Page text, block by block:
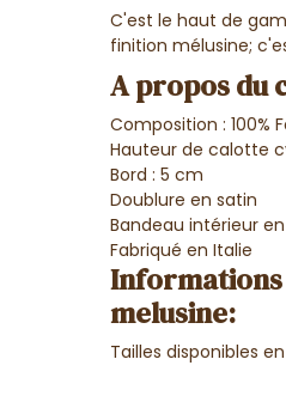
C'est le haut de
finition mélusine;
A propos du
Composition : 100%
Hauteur de calotte
Bord : 5 cm
Doublure en satin
Bandeau intérieur
Fabriqué en Italie
Informations
melusine:
Tailles disponibles